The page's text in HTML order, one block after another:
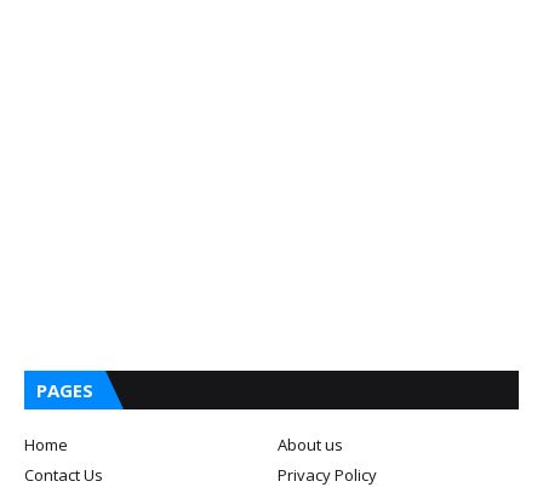
PAGES
Home
About us
Contact Us
Privacy Policy